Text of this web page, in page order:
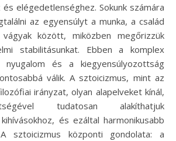
elégedetlenséghez. Sokunk számára
az egyensúlyt a munka, a család
között, miközben megőrizzük
stabilitásunkat. Ebben a komplex
és a kiegyensúlyozottság
válik. A sztoicizmus, mint az
irányzat, olyan alapelveket kínál,
tudatosan alakíthatjuk
és ezáltal harmonikusabb
sztoicizmus központi gondolata: a